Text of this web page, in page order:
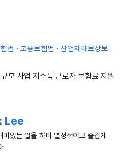
법 · 고용보험법 · 산업재해보상보
모 사업 저소득 근로자 보험료 지원
Lee
미있는 일을 하며 열정적이고 즐겁게